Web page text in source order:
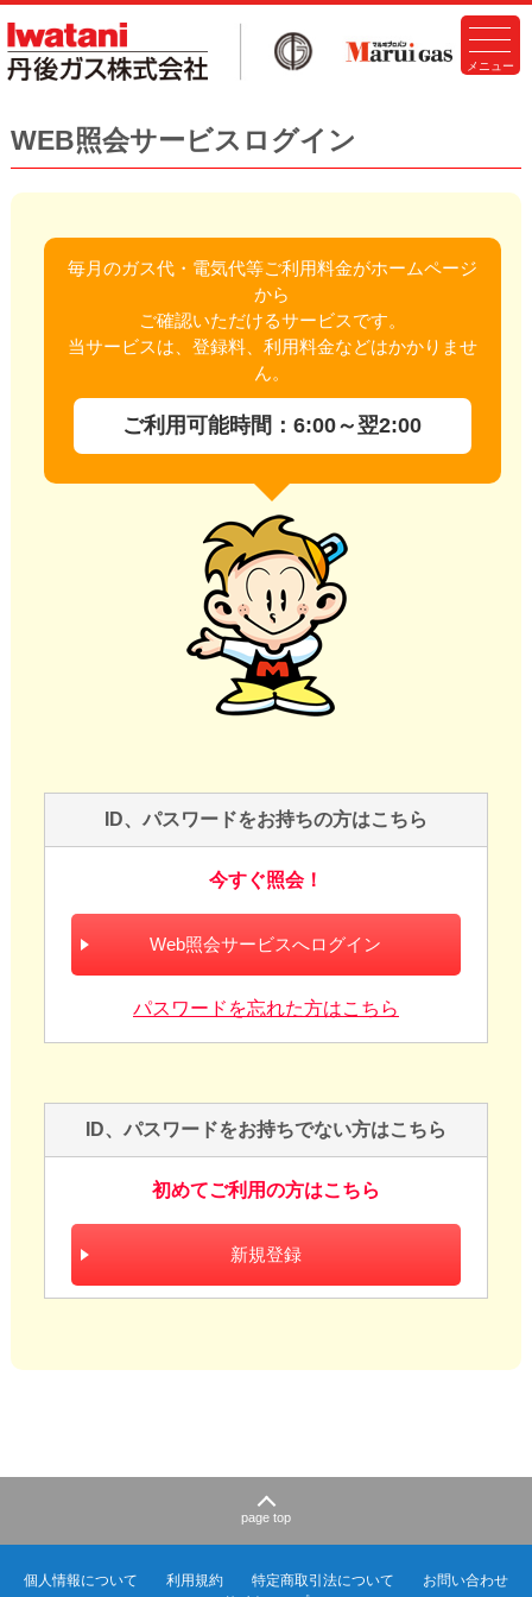
WEB照会サービスログイン
毎月のガス代・電気代等ご利用料金がホームページ
から
ご確認いただけるサービスです。
当サービスは、登録料、利用料金などはかかりませ
ん。
ご利用可能時間：6:00～翌2:00
ID、パスワードをお持ちの方はこちら
今すぐ照会！
Web照会サービスへログイン
パスワードを忘れた方はこちら
ID、パスワードをお持ちでない方はこちら
初めてご利用の方はこちら
新規登録
page top
個人情報について 利用規約 特定商取引法について
お問い合わせ